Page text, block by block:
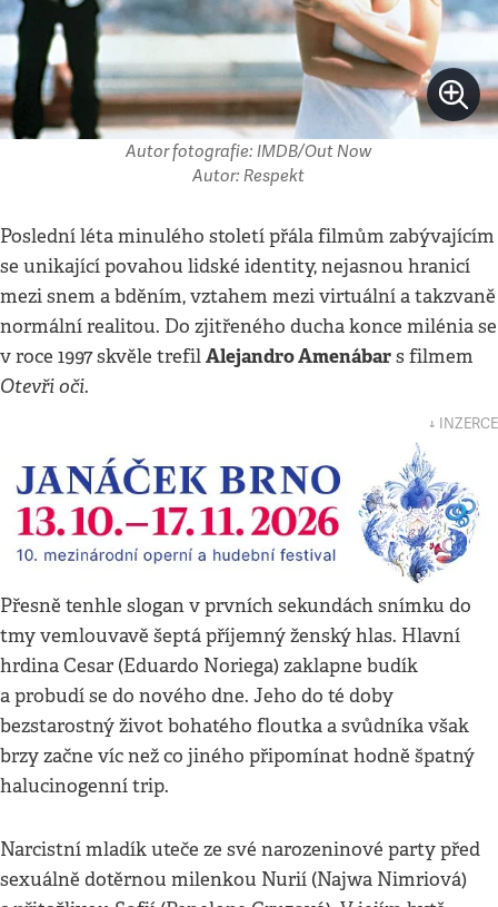
Autor fotografie: IMDB/Out Now
Autor: Respekt
Poslední léta minulého století přála filmům zabývajícím
se unikající povahou lidské identity, nejasnou hranicí
mezi snem a bděním, vztahem mezi virtuální a takzvaně
normální realitou. Do zjitřeného ducha konce milénia se
v roce 1997 skvěle trefilAlejandro Amenábars filmem
Otevři oči.
↓ INZERCE
Přesně tenhle slogan v prvních sekundách snímku do
tmy vemlouvavě šeptá příjemný ženský hlas. Hlavní
hrdina Cesar (Eduardo Noriega) zaklapne budík
a probudí se do nového dne. Jeho do té doby
bezstarostný život bohatého floutka a svůdníka však
brzy začne víc než co jiného připomínat hodně špatný
halucinogenní trip.
Narcistní mladík uteče ze své narozeninové party před
sexuálně dotěrnou milenkou Nurií (Najwa Nimriová)